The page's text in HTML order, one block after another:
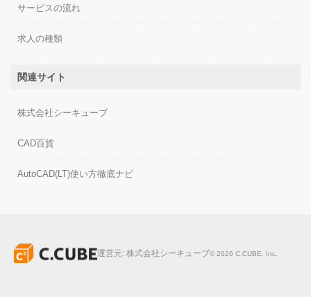
サービスの流れ
求人の種類
関連サイト
株式会社シーキューブ
CAD百貨
AutoCAD(LT)使い方徹底ナビ
運営元: 株式会社シーキューブ© 2026 C.CUBE, Inc.